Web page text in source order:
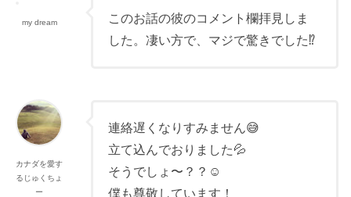
my dream
このお話の彼のコメント欄拝見しま
した。凄い方で、マジで驚きでした⁉️
カナダを愛す
るじゅくちょ
ー
連絡遅くなりすみません😅
立て込んでおりました💦
そうでしょ〜？？☺️
僕も尊敬しています！